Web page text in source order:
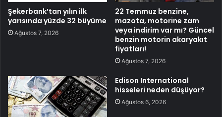
Şekerbank’tan yılın ilk
yarısında yüzde 32 büyüme
Ağustos 7, 2026
22 Temmuz benzine,
mazota, motorine zam
veya indirim var mı? Güncel
benzin motorin akaryakıt
fiyatları!
Ağustos 7, 2026
Edison International
hisseleri neden düşüyor?
Ağustos 6, 2026